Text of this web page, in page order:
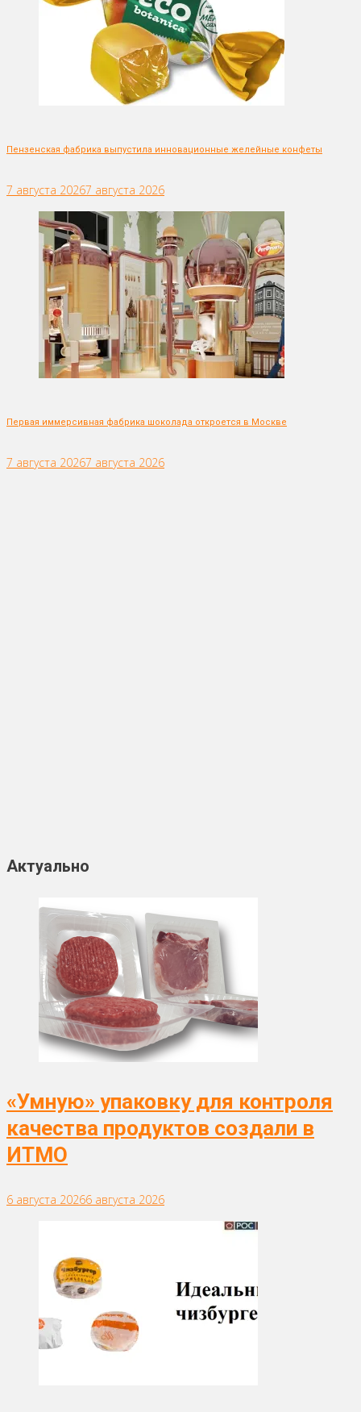
Пензенская фабрика выпустила инновационные желейные конфеты
7 августа 20267 августа 2026
Первая иммерсивная фабрика шоколада откроется в Москве
7 августа 20267 августа 2026
Актуально
«Умную» упаковку для контроля
качества продуктов создали в
ИТМО
6 августа 20266 августа 2026